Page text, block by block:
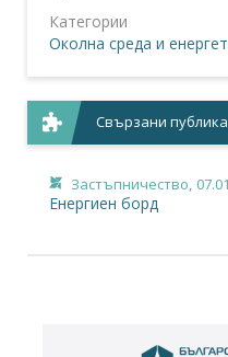
Категории
Околна среда и
Свързани
Застъпничество,
Енергиен борд